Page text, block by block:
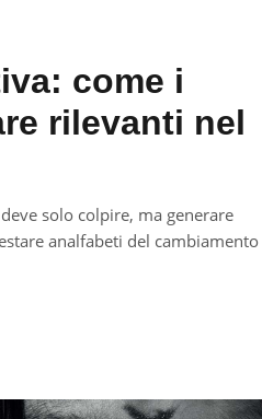
come i
rilevanti nel
solo colpire, ma generare
analfabeti del cambiamento